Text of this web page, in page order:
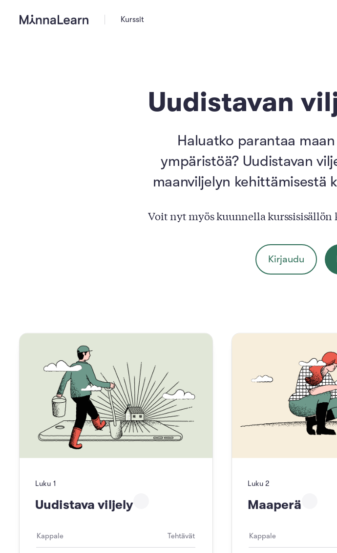
Kurssit
Uudistavan
Haluatko parantaa
ympäristöä? Uudistavan
maanviljelyn kehittämisestä
Voit nyt myös kuunnella
Kirjaudu
Luku 1
Uudistava viljely
Kappale Tehtävät
Luku 2
Maaperä
Kappale